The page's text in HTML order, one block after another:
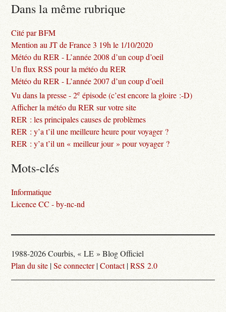
Dans la même rubrique
Cité par BFM
Mention au JT de France 3 19h le 1/10/2020
Météo du RER - L’année 2008 d’un coup d’oeil
Un flux RSS pour la météo du RER
Météo du RER - L’année 2007 d’un coup d’oeil
Vu dans la presse - 2e épisode (c’est encore la gloire :-D)
Afficher la météo du RER sur votre site
RER : les principales causes de problèmes
RER : y’a t’il une meilleure heure pour voyager ?
RER : y’a t’il un « meilleur jour » pour voyager ?
Mots-clés
Informatique
Licence CC - by-nc-nd
1988-2026 Courbis, « LE » Blog Officiel
Plan du site |Se connecter|Contact|RSS 2.0